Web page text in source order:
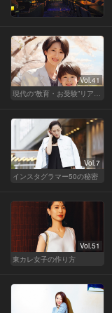
Vol.41
Vol.7
インスタグラマー50の秘密
Vol.51
東カレ女子の作り方